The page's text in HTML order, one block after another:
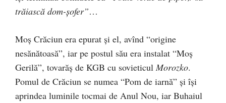
trăiască dom-şofer”…
Moş Crăciun era epurat şi el, avînd “origine
nesănătoasă”, iar pe postul său era instalat “Moş
Gerilă”, tovarăş de KGB cu sovieticul Morozko.
Pomul de Crăciun se numea “Pom de iarnă” şi îşi
aprindea luminile tocmai de Anul Nou, iar Buhaiul